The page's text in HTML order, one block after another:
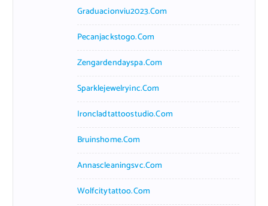
Graduacionviu2023.com
Pecanjackstogo.com
Zengardendayspa.com
Sparklejewelryinc.com
Ironcladtattoostudio.com
Bruinshome.com
Annascleaningsvc.com
Wolfcitytattoo.com